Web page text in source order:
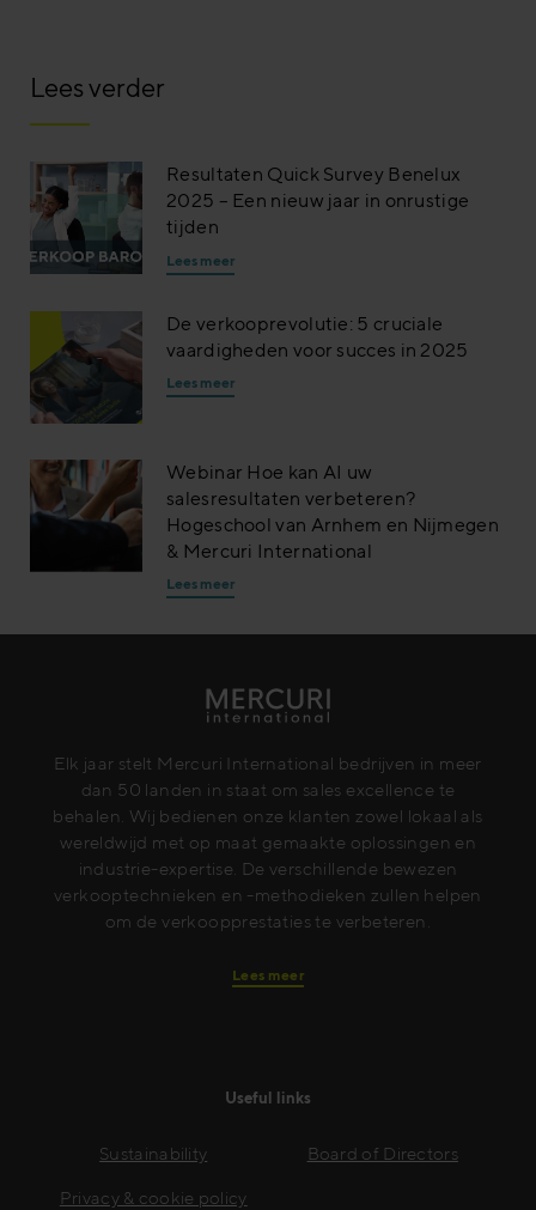
Lees verder
Resultaten Quick Survey Benelux
2025 – Een nieuw jaar in onrustige
tijden
Lees meer
De verkooprevolutie: 5 cruciale
vaardigheden voor succes in 2025
Lees meer
Webinar Hoe kan AI uw
salesresultaten verbeteren?
Hogeschool van Arnhem en Nijmegen
& Mercuri International
Lees meer
Elk jaar stelt Mercuri International bedrijven in meer
dan 50 landen in staat om sales excellence te
behalen. Wij bedienen onze klanten zowel lokaal als
wereldwijd met op maat gemaakte oplossingen en
industrie-expertise. De verschillende bewezen
verkooptechnieken en -methodieken zullen helpen
om de verkoopprestaties te verbeteren.
Lees meer
Useful links
Sustainability
Privacy & cookie policy
Board of Directors